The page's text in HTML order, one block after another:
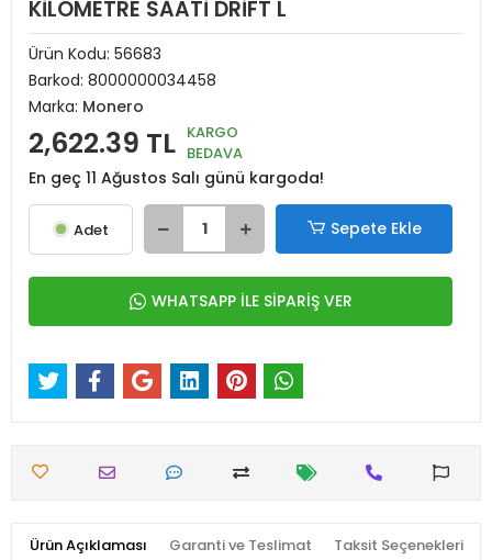
KİLOMETRE SAATİ DRİFT L
Ürün Kodu: 56683
Barkod: 8000000034458
Marka: Monero
2,622.39 TL KARGO
BEDAVA
En geç 11 Ağustos Salı günü kargoda!
Adet Sepete Ekle
WHATSAPP İLE SİPARİŞ VER
Ürün Açıklaması Garanti ve Teslimat Taksit Seçenekleri